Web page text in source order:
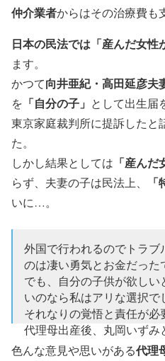
仲介業者からはその治療費も
日本の民法では「産んだ女性
ます。
かつて向井亜紀・高田延彦夫
を 「自分の子」 として出生届
東京家庭裁判所に提訴したと
た。
しかし結果としては 「産んだ
らず、夫妻の子は民法上、
いに…。
外国で行われるのでトラブ
のは凄い勇気とお金だった
でも、自分の子供が欲し
いのなら私はアリな選択で
それなりの覚悟と責任が必
代理母出産後、丸岡いずみ
https://t.co/ZNt9AkUf8h
色んな意見や思いがある代理